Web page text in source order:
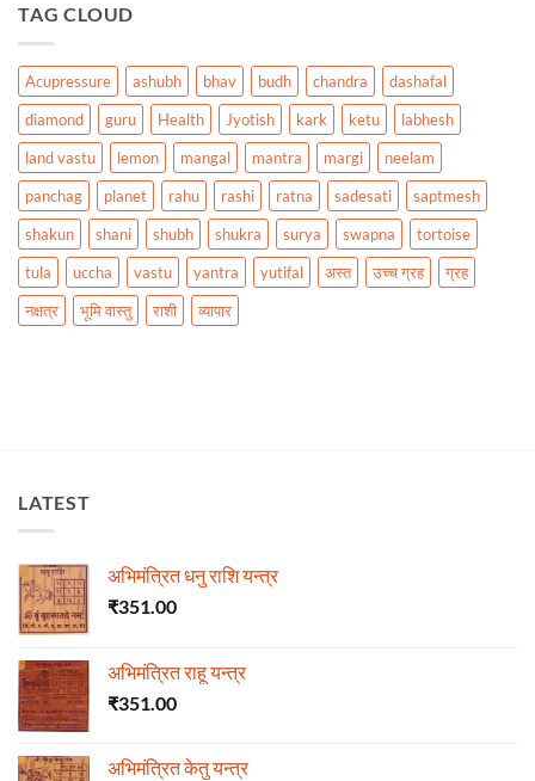
TAG CLOUD
Acupressure ashubh bhav budh chandra
dashafal
diamond
guru Health Jyotish kark ketu
labhesh
land vastu
lemon mangal mantra margi
neelam
panchag
planet rahu rashi ratna sadesati
saptmesh
shakun
shani shubh shukra surya swapna
tortoise
tula
uccha vastu yantra yutifal अस्त उच्च ग्रह
ग्रह
नक्षत्र
भूमि वास्तु राशी व्यापार
LATEST
अभिमंत्रित धनु राशि यन्त्र
₹351.00
अभिमंत्रित राहू यन्त्र
₹351.00
अभिमंत्रित केतु यन्त्र